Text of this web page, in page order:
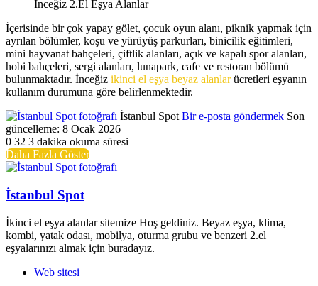
İnceğiz 2.El Eşya Alanlar
İçerisinde bir çok yapay gölet, çocuk oyun alanı, piknik yapmak için
ayrılan bölümler, koşu ve yürüyüş parkurları, binicilik eğitimleri,
mini hayvanat bahçeleri, çiftlik alanları, açık ve kapalı spor alanları,
hobi bahçeleri, sergi alanları, lunapark, cafe ve restoran bölümü
bulunmaktadır. İnceğiz ikinci el eşya beyaz alanlarücretleri eşyanın
kullanım durumuna göre belirlenmektedir.
İstanbul Spot Bir e-posta göndermek Son
güncelleme: 8 Ocak 2026
0 32 3 dakika okuma süresi
Daha Fazla Göster
İstanbul Spot
İkinci el eşya alanlar sitemize Hoş geldiniz. Beyaz eşya, klima,
kombi, yatak odası, mobilya, oturma grubu ve benzeri 2.el
eşyalarınızı almak için buradayız.
Web sitesi